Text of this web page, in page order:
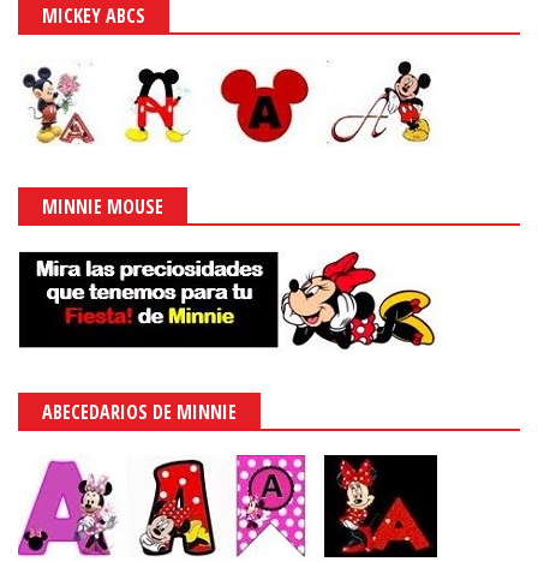
MICKEY ABCS
MINNIE MOUSE
ABECEDARIOS DE MINNIE